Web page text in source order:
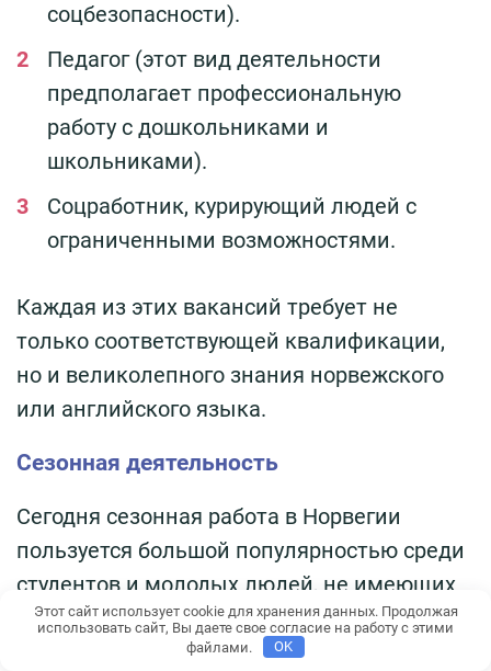
соцбезопасности).
Педагог (этот вид деятельности
предполагает профессиональную
работу с дошкольниками и
школьниками).
Соцработник, курирующий людей с
ограниченными возможностями.
Каждая из этих вакансий требует не
только соответствующей квалификации,
но и великолепного знания норвежского
или английского языка.
Сезонная деятельность
Сегодня сезонная работа в Норвегии
пользуется большой популярностью среди
студентов и молодых людей, не имеющих
возможности трудоустроиться на Родине. В
соответствии с возможностями и
Этот сайт использует cookie для хранения данных. Продолжая
использовать сайт, Вы даете свое согласие на работу с этими
файлами.
OK